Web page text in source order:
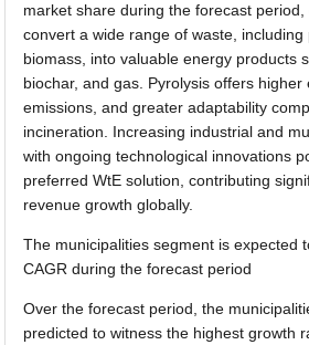
market share during the forecast
convert a wide range of waste, including
biomass, into valuable energy products
biochar, and gas. Pyrolysis offers higher
emissions, and greater adaptability
incineration. Increasing industrial and
with ongoing technological innovations
preferred WtE solution, contributing
revenue growth globally.
The municipalities segment is expected
CAGR during the forecast period
Over the forecast period, the
predicted to witness the highest growth